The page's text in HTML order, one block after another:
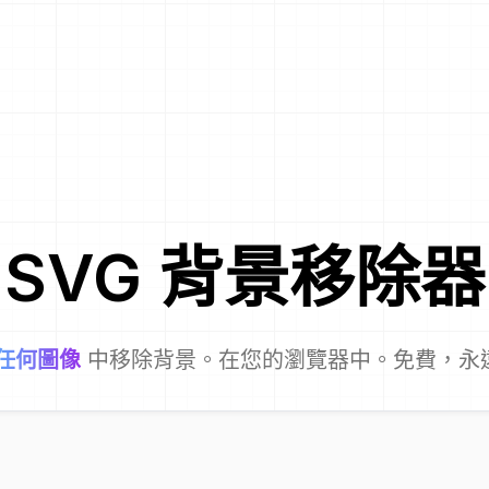
SVG 背景移除器
何圖像 中移除背景。在您的瀏覽器中。免費，永